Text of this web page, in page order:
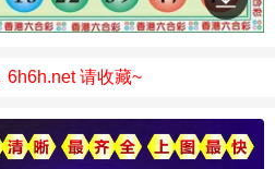
6h6h.net 请收藏~